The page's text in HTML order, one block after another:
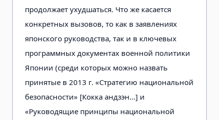
продолжает ухудшаться. Что же касается
конкретных вызовов, то как в заявлениях
японского руководства, так и в ключевых
программных документах военной политики
Японии (среди которых можно назвать
принятые в 2013 г. «Стратегию национальной
безопасности» [Кокка андзэн...] и
«Руководящие принципы национальной